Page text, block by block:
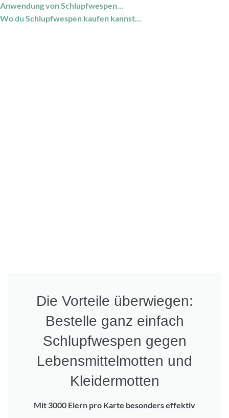
Anwendung von Schlupfwespen…
Wo du Schlupfwespen kaufen kannst…
Die Vorteile überwiegen:
Bestelle ganz einfach
Schlupfwespen gegen
Lebensmittelmotten und
Kleidermotten
Mit 3000 Eiern pro Karte besonders effektiv